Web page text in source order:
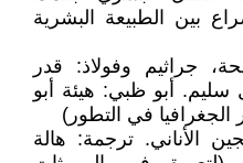
بين الطبيعة البشرية
(2007). أسلحة، جراثيم وفولاذ: قدر
سليم. أبو ظبي: هيئة أبو
الجغرافيا في التطور)
ريتشارد. (2009). الجين الأناني. ترجمة: هالة